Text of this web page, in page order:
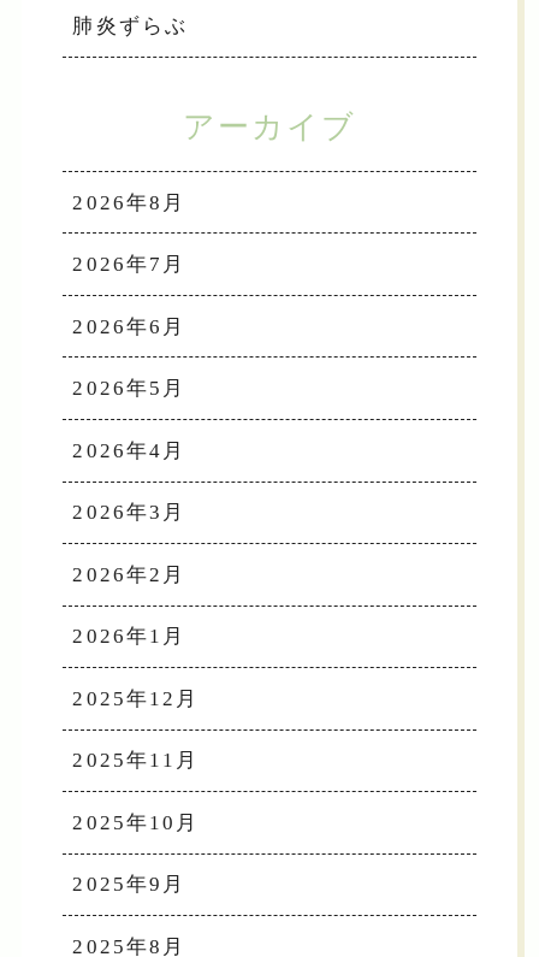
肺炎ずらぶ
アーカイブ
2026年8月
2026年7月
2026年6月
2026年5月
2026年4月
2026年3月
2026年2月
2026年1月
2025年12月
2025年11月
2025年10月
2025年9月
2025年8月